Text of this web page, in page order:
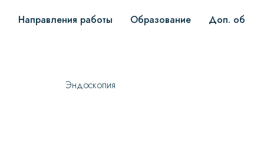
Направления работы Образование Доп.
Эндоскопия